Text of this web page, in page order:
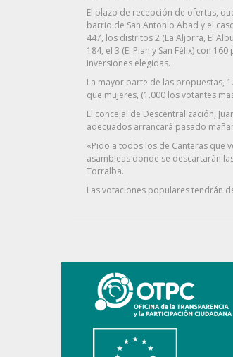
El plazo de recepción de ofertas,
barrio de San Antonio Abad y el
447, los distritos 2 (La Aljorra, El
184, el 3 (El Plan y San Félix) con
inversiones elegidas.
La mayor parte de las propuestas,
que mujeres, (1.000 los votantes
El concejal de Descentralización,
adecuados arrancará pasado
«Pido a todos los de Canteras que
asambleas donde se descartarán
Torralba.
Las votaciones populares tendrán